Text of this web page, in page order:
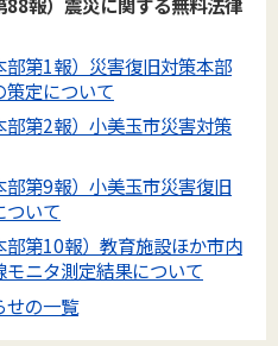
部第1報）災害復旧対策本部
策定について
部第2報）小美玉市災害対策
部第9報）小美玉市災害復旧
ついて
部第10報）教育施設ほか市内
ニタ測定結果について
せの一覧